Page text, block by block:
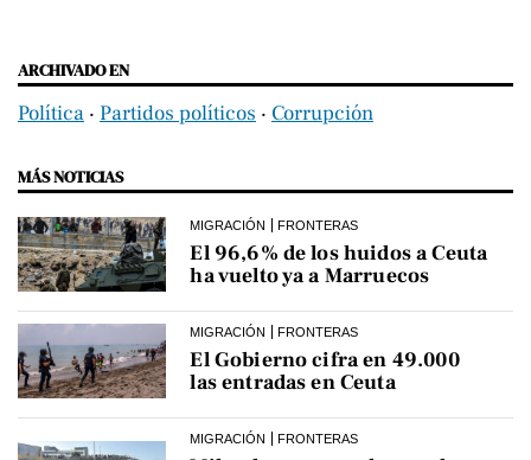
ARCHIVADO EN
Política ‧ Partidos políticos ‧ Corrupción
MÁS NOTICIAS
MIGRACIÓN FRONTERAS
El 96,6% de los huidos a Ceuta
ha vuelto ya a Marruecos
MIGRACIÓN FRONTERAS
El Gobierno cifra en 49.000
las entradas en Ceuta
MIGRACIÓN FRONTERAS